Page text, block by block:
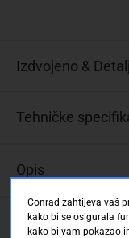
Izdvojeno &
Pogodan
optičke
aplikacije
Visoka
propusnost
Tehničke
Opis
Ocjene kupaca
Conrad zahtijeva vaš
kako bi se osigurala
kako bi vam pokazao